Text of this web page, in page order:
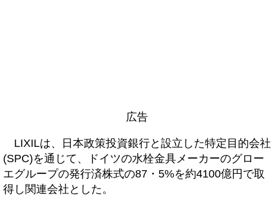
広告
LIXILは、日本政策投資銀行と設立した特定目的会社
(SPC)を通じて、ドイツの水栓金具メーカーのグロー
エグループの発行済株式の87・5%を約4100億円で取
得し関連会社とした。